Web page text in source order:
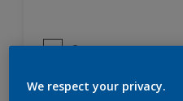
Compare
We respect your privacy.